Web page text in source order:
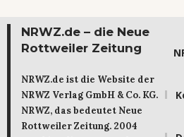
NRWZ.de – die Neue
Rottweiler Zeitung
NRWZ.de ist die Website der
NRWZ Verlag GmbH & Co. KG.
NRWZ, das bedeutet Neue
Rottweiler Zeitung. 2004